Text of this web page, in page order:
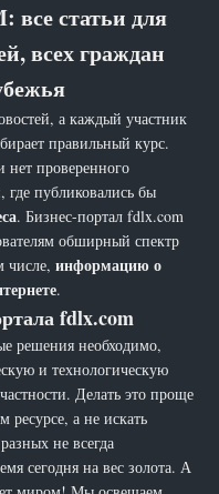
все статьи для
всех граждан
а каждый участник
правильный курс.
нет проверенного
публиковались бы
. Бизнес-портал fdlx.com
обширный спектр
числе,информацию о
.
fdlx.com
решения необходимо,
и технологическую
Делать это проще
ресурсе, а не искать
не всегда
сегодня на вес золота. А